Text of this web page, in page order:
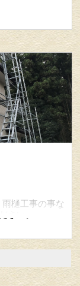
築板金まで問い
樋工事の事な